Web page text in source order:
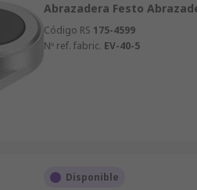
Abrazadera Festo
Código RS 175-4599
Nº ref. fabric. EV-40-5
Disponible